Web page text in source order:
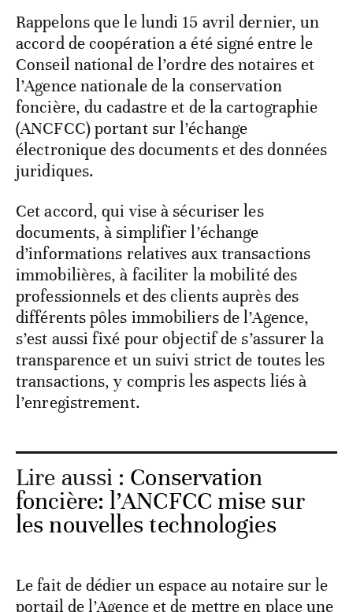
Rappelons que le lundi 15 avril dernier, un
accord de coopération a été signé entre le
Conseil national de l’ordre des notaires et
l’Agence nationale de la conservation
foncière, du cadastre et de la cartographie
(ANCFCC) portant sur l’échange
électronique des documents et des données
juridiques.
Cet accord, qui vise à sécuriser les
documents, à simplifier l’échange
d’informations relatives aux transactions
immobilières, à faciliter la mobilité des
professionnels et des clients auprès des
différents pôles immobiliers de l’Agence,
s’est aussi fixé pour objectif de s’assurer la
transparence et un suivi strict de toutes les
transactions, y compris les aspects liés à
l’enregistrement.
Lire aussi : Conservation
foncière: l’ANCFCC mise sur
les nouvelles technologies
Le fait de dédier un espace au notaire sur le
portail de l’Agence et de mettre en place une